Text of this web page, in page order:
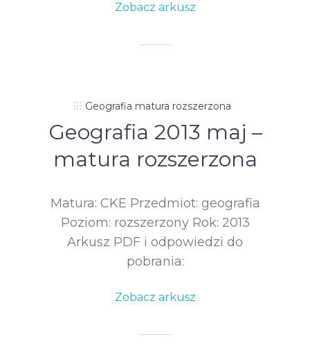
Zobacz arkusz
Geografia matura rozszerzona
Geografia 2013 maj –
matura rozszerzona
Matura: CKE Przedmiot: geografia
Poziom: rozszerzony Rok: 2013
Arkusz PDF i odpowiedzi do
pobrania:
Zobacz arkusz